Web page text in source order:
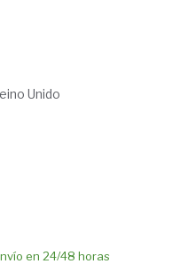
Unido
en 24/48 horas